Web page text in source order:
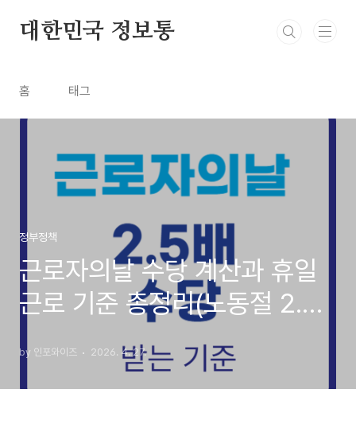
대한민국 정보통
홈 태그
정부정책
근로자의날 수당 계산과 휴일
근로 기준 총정리(노동절 2.5
배 받는 기준)
by 인포와이즈 2026. 4. 27.